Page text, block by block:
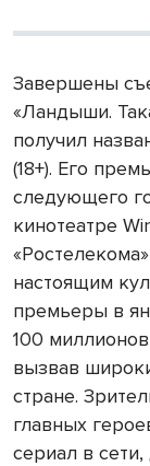
Завершены
«Ландыши.
получил
(18+). Его
следующего
кинотеатре
настоящим
премьеры в
100
вызвав
стране.
главных
сериал в